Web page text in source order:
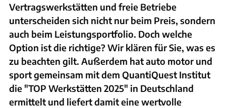
Vertragswerkstätten und freie Betriebe
unterscheiden sich nicht nur beim Preis, sondern
auch beim Leistungsportfolio. Doch welche
Option ist die richtige? Wir klären für Sie, was es
zu beachten gilt. Außerdem hat auto motor und
sport gemeinsam mit dem QuantiQuest Institut
die "TOP Werkstätten 2025" in Deutschland
ermittelt und liefert damit eine wertvolle